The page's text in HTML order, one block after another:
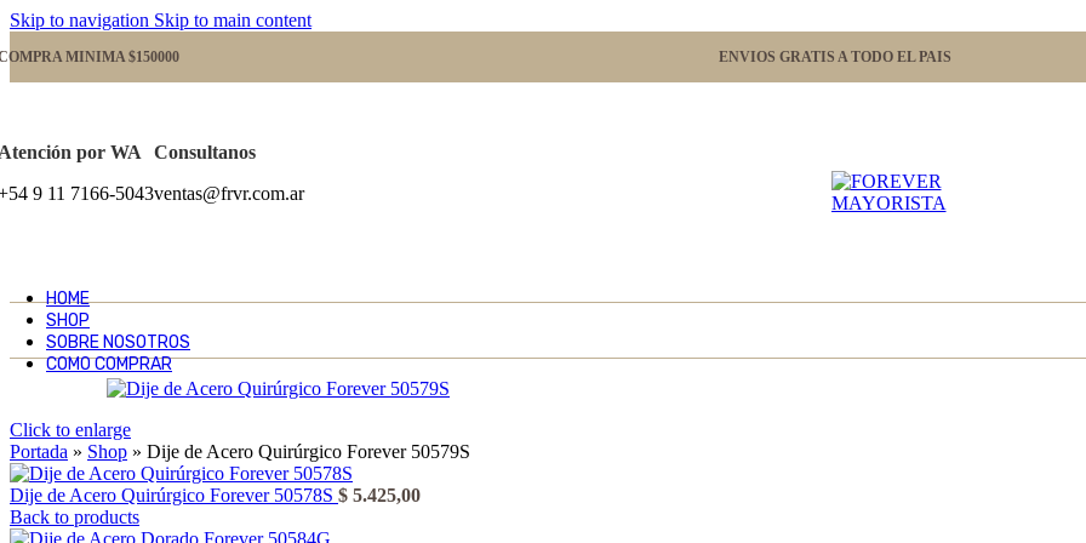
Skip to navigation Skip to main content
MINIMA $150000 ENVIOS GRATIS A TODO EL PAIS
por WA
9 11 7166-5043
Consultanos
ventas@frvr.com.ar
HOME
SHOP
SOBRE NOSOTROS
COMO COMPRAR
Click to enlarge
Portada » Shop » Dije de Acero Quirúrgico Forever 50579S
Dije de Acero Quirúrgico Forever 50578S $ 5.425,00
Back to products